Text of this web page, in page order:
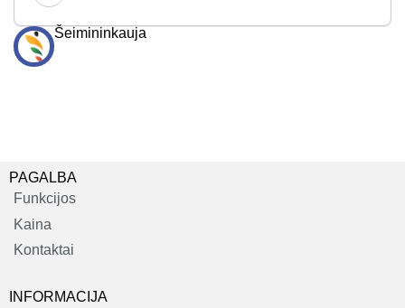
Šeimininkauja
PAGALBA
Funkcijos
Kaina
Kontaktai
INFORMACIJA